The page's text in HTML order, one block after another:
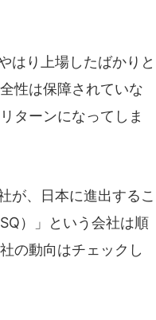
はり上場したばかりと
性は保障されていな
ターンになってしま
、日本に進出するこ
）」という会社は順
の動向はチェックし